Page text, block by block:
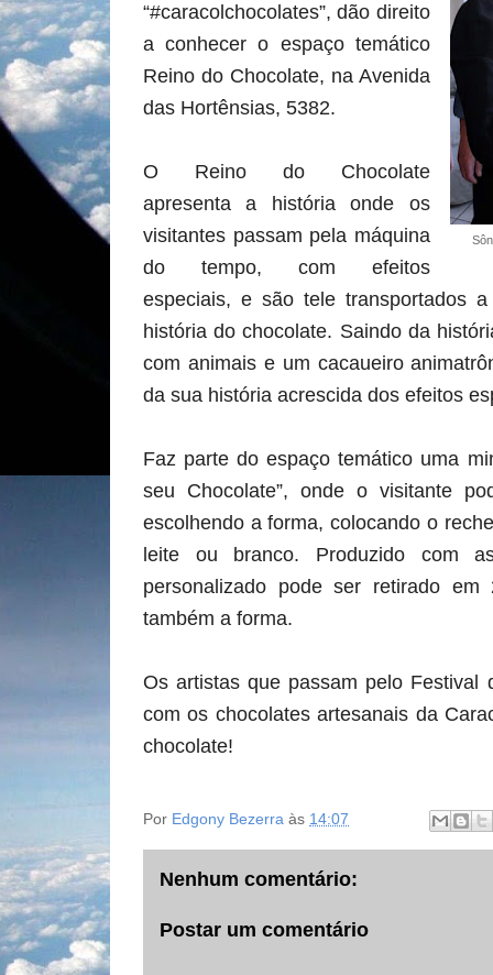
“#caracolchocolates”, dão direito
a conhecer o espaço temático
Reino do Chocolate, na Avenida
das Hortênsias, 5382.
O Reino do Chocolate
apresenta a história onde os
visitantes passam pela máquina
do tempo, com efeitos
especiais, e são tele transportados
história do chocolate. Saindo da
com animais e um cacaueiro
da sua história acrescida dos efeitos
Faz parte do espaço temático uma
seu Chocolate”, onde o visitante
escolhendo a forma, colocando o
leite ou branco. Produzido com
personalizado pode ser retirado
também a forma.
Os artistas que passam pelo Festival
com os chocolates artesanais da
chocolate!
Por Edgony Bezerra às 14:07
Nenhum comentário:
Postar um comentário